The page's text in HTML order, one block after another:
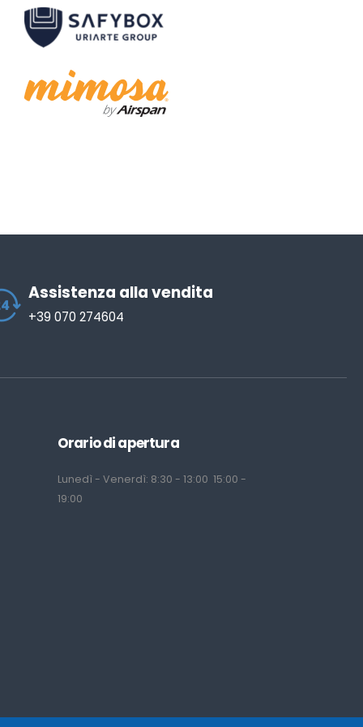
Assistenza alla vendita
+39 070 274604
Orario di apertura
Lunedì - Venerdì: 8:30 - 13:00 15:00 -
19:00